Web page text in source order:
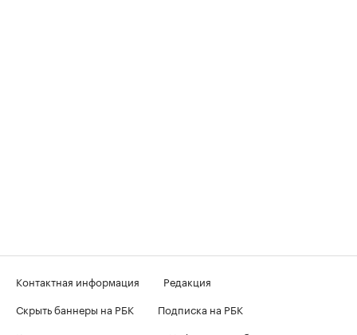
Контактная информация
Редакция
Скрыть баннеры на РБК
Подписка на РБК